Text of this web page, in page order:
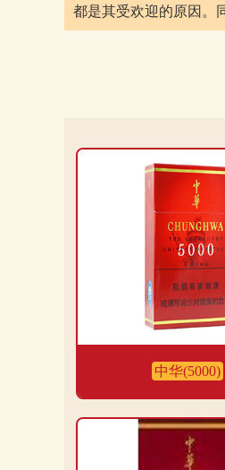
都是其受欢迎的原因。
中华(5000)